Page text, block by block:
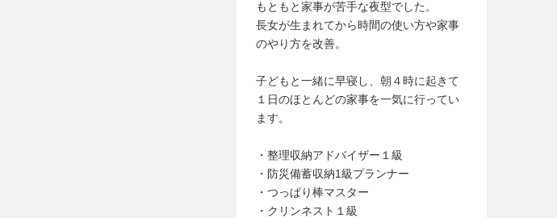
もともと家事が苦手な夜型でした。
長女が生まれてから時間の使い方や家事
のやり方を改善。
子どもと一緒に早寝し、朝４時に起きて
１日のほとんどの家事を一気に行ってい
ます。
・整理収納アドバイザー１級
・防災備蓄収納1級プランナー
・つっぱり棒マスター
・クリンネスト１級